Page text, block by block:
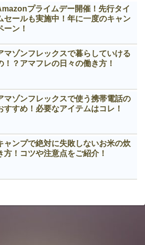
プライムデー開催！先行タイ
セールも実施中！年に一度のキャン
ーン！
マゾンフレックスで暮らしていける
！？アマフレの日々の働き方！
マゾンフレックスで使う携帯電話の
すすめ！必要なアイテムはコレ！
ャンプで絶対に失敗しないお米の炊
方！コツや注意点をご紹介！